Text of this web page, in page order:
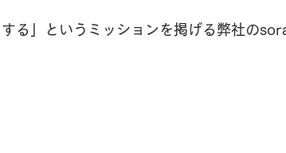
る」というミッションを掲げる弊社の